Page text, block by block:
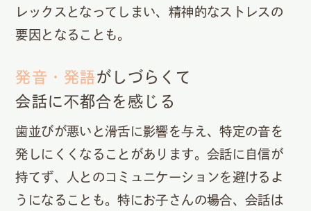
レックスとなってしまい、精神的なストレスの
要因となることも。
発音・発語がしづらくて
会話に不都合を感じる
歯並びが悪いと滑舌に影響を与え、特定の音を
発しにくくなることがあります。会話に自信が
持てず、人とのコミュニケーションを避けるよ
うになることも。特にお子さんの場合、会話は